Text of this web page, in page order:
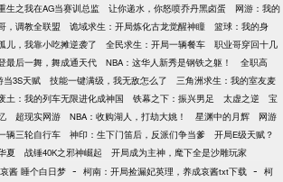
生之我在AG当赛训总监 让你递水，你怒喷乔丹黑卤蛋
网游：我的
，调教全联盟 诡域求生：开局炼化古龙觉醒神瞳
篮球：我的身
儿，我靠小吃摊逆袭了 全民求生：开局一辆餐车
职业哥穿回十几
最后一舞，舞成通天代 NBA：这华人新秀是钢铁之躯！
全职高
当3S天赋 技能一键满级，我无敌怎么了
三角洲求生：我的室友麦
土：我的列车无限进化成神国 铁幕之下：振兴男足 太虚之逆
宝
超现实网游 NBA：收购湖人，打劫大姚！ 星渊中的月辉
网游
辆三轮自行车 神印：生下门笛后，反派们争当爹
开局E级天赋？
夏 战锤40K之邪神崛起
开局成为主神，麾下全是沙雕玩家
酱 睡个白日梦 - 柯南：开局捡漏妃英理，养成哀酱txt下载 - 柯